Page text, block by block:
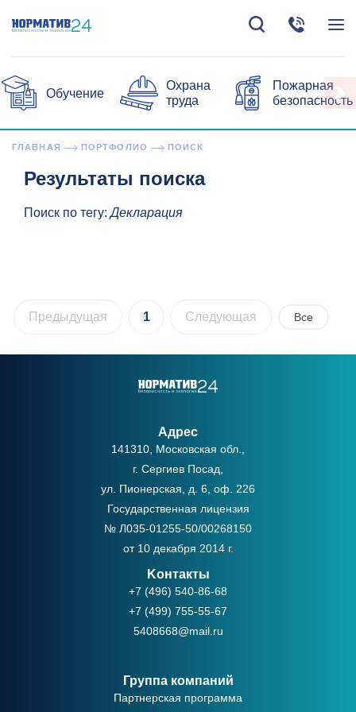
Обучение
Охрана
труда
Пожарная
безопасность
ГЛАВНАЯ ПОРТФОЛИО ПОИСК
Результаты поиска
Поиск по тегу:Декларация
Предыдущая 1 Следующая Все
Адрес
141310, Московская обл.,
г. Сергиев Посад,
ул. Пионерская, д. 6, оф. 226
Государственная лицензия
№ Л035-01255-50/00268150
от 10 декабря 2014 г.
Kонтакты
+7 (496) 540-86-68
+7 (499) 755-55-67
5408668@mail.ru
Группа компаний
Партнерская программа